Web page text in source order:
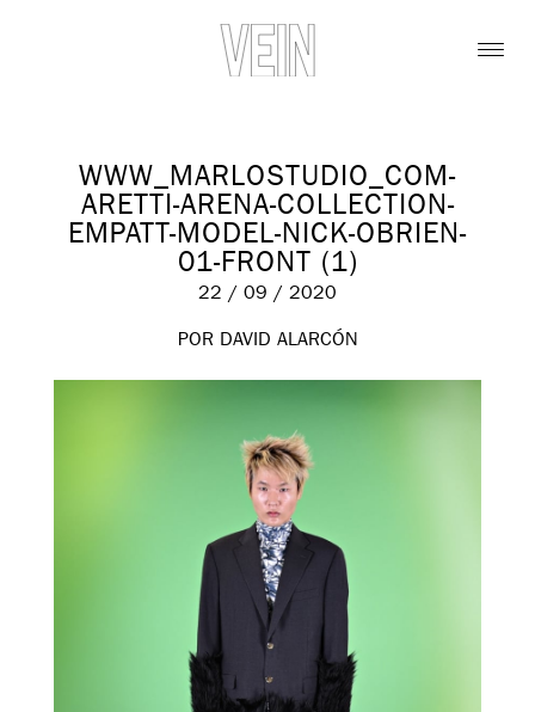
WWW_MARLOSTUDIO_COM-
ARETTI-ARENA-COLLECTION-
EMPATT-MODEL-NICK-OBRIEN-
01-FRONT (1)
22 / 09 / 2020
POR DAVID ALARCÓN